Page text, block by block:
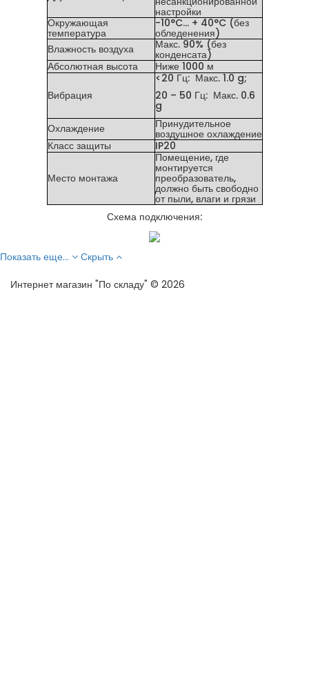
настройки
Окружающая
температура
-10°C… + 40°C (без
обледенения)
Влажность воздуха
Макс. 90% (без
конденсата)
Абсолютная высота
Ниже 1000 м
Вибрация
<20 Гц: Макс. 1.0 g;
20 – 50 Гц: Макс. 0.6
g
Охлаждение
Принудительное
воздушное охлаждение
Класс защиты
IP20
Место монтажа
Помещение, где
монтируется
преобразователь,
должно быть свободно
от пыли, влаги и грязи
Схема подключения:
Показать еще...
Скрыть
Интернет магазин "По складу" © 2026